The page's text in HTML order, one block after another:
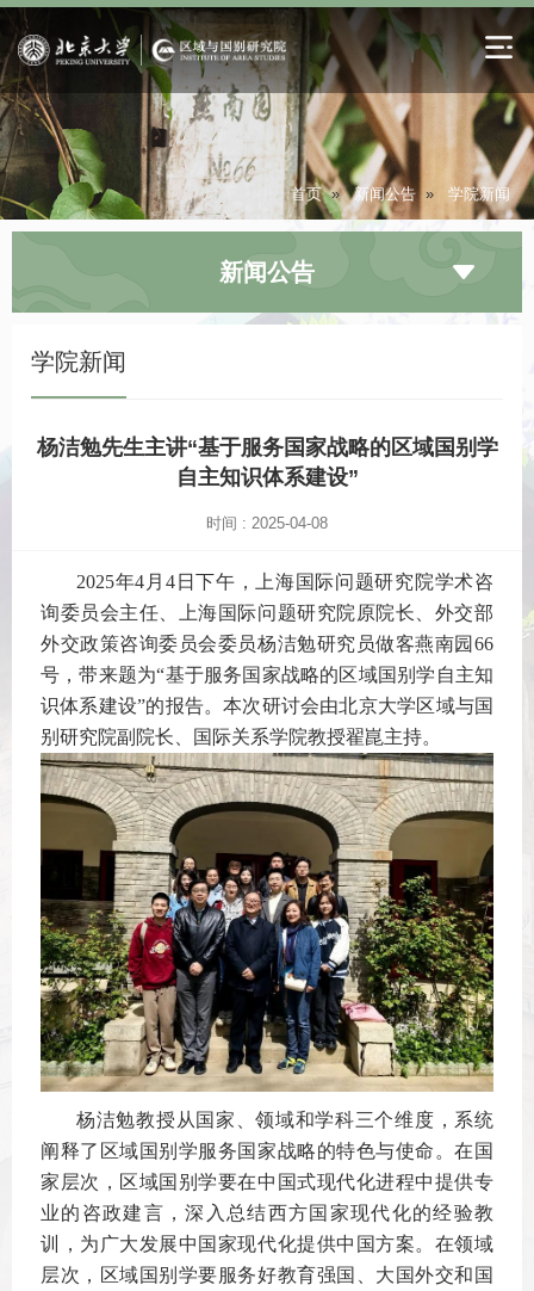
首页 » 新闻公告 » 学院新闻
新闻公告
学院新闻
杨洁勉先生主讲“基于服务国家战略的区域国别学
自主知识体系建设”
时间 : 2025-04-08
2025年4月4日下午，上海国际问题研究院学术咨
询委员会主任、上海国际问题研究院原院长、外交部
外交政策咨询委员会委员杨洁勉研究员做客燕南园66
号，带来题为“基于服务国家战略的区域国别学自主知
识体系建设”的报告。本次研讨会由北京大学区域与国
别研究院副院长、国际关系学院教授翟崑主持。
杨洁勉教授从国家、领域和学科三个维度，系统
阐释了区域国别学服务国家战略的特色与使命。在国
家层次，区域国别学要在中国式现代化进程中提供专
业的咨政建言，深入总结西方国家现代化的经验教
训，为广大发展中国家现代化提供中国方案。在领域
层次，区域国别学要服务好教育强国、大国外交和国